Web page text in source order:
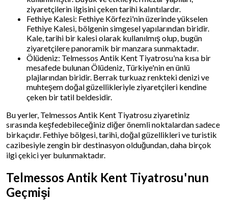
ziyaretçilerin ilgisini çeken tarihi kalıntılardır.
Fethiye Kalesi: Fethiye Körfezi'nin üzerinde yükselen
Fethiye Kalesi, bölgenin simgesel yapılarından biridir.
Kale, tarihi bir kalesi olarak kullanılmış olup, bugün
ziyaretçilere panoramik bir manzara sunmaktadır.
Ölüdeniz: Telmessos Antik Kent Tiyatrosu'na kısa bir
mesafede bulunan Ölüdeniz, Türkiye'nin en ünlü
plajlarından biridir. Berrak turkuaz renkteki denizi ve
muhteşem doğal güzellikleriyle ziyaretçileri kendine
çeken bir tatil beldesidir.
Bu yerler, Telmessos Antik Kent Tiyatrosu ziyaretiniz
sırasında keşfedebileceğiniz diğer önemli noktalardan sadece
birkaçıdır. Fethiye bölgesi, tarihi, doğal güzellikleri ve turistik
cazibesiyle zengin bir destinasyon olduğundan, daha birçok
ilgi çekici yer bulunmaktadır.
Telmessos Antik Kent Tiyatrosu'nun
Geçmişi